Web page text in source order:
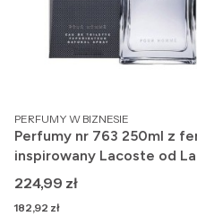
PRODUCENT
PERFUMY W BIZNESIE
Perfumy nr 763 250ml z
inspirowany Lacoste od
Cena
224,99 zł
Cena
182,92 zł